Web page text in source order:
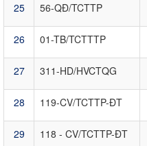
25 56-QĐ/TCTTP
26 01-TB/TCTTTP
27 311-HD/HVCTQG
28 119-CV/TCTTP-ĐT
29 118 - CV/TCTTP-ĐT